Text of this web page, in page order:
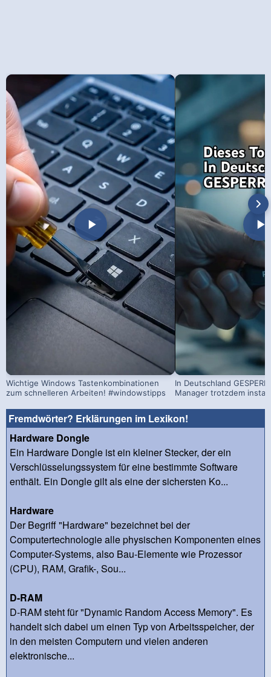
Wichtige Windows Tastenkombinationen
zum schnelleren Arbeiten! #windowstipps
In Deutschland
Manager trotzdem
Fremdwörter? Erklärungen im Lexikon!
Hardware Dongle
Ein Hardware Dongle ist ein kleiner Stecker, der ein
Verschlüsselungssystem für eine bestimmte Software
enthält. Ein Dongle gilt als eine der sichersten Ko...
Hardware
Der Begriff "Hardware" bezeichnet bei der
Computertechnologie alle physischen Komponenten eines
Computer-Systems, also Bau-Elemente wie Prozessor
(CPU), RAM, Grafik-, Sou...
D-RAM
D-RAM steht für "Dynamic Random Access Memory". Es
handelt sich dabei um einen Typ von Arbeitsspeicher, der
in den meisten Computern und vielen anderen
elektronische...